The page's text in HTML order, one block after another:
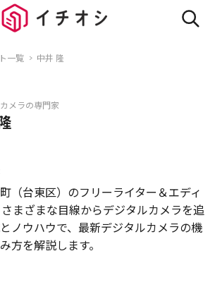
一覧 中井 隆
メラの専門家
（台東区）のフリーライター＆エディ
まざまな目線からデジタルカメラを追
ノウハウで、最新デジタルカメラの機
方を解説します。